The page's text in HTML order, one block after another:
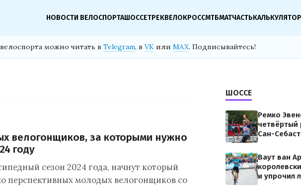
НОВОСТИ ВЕЛОСПОРТАШОССЕТРЕКВЕЛОКРОССМТБМАТЧАСТЬ
можно читать в Telegram, в VK или MAX. Подписывайтесь!
велогонщиков, за которыми нужно
году
сезон 2024 года, начнут который
перспективных молодых велогонщиков со
ШОССЕ
Ремко
четвёртый
Сан-
Ваут ван
и упрочил